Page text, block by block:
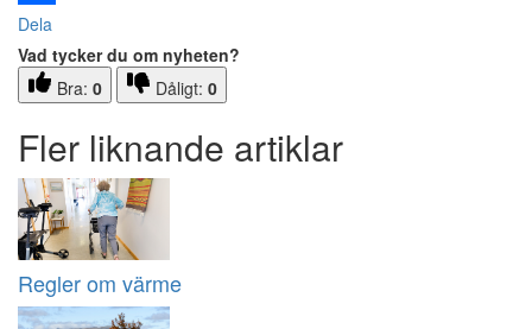
Dela
Vad tycker du om nyheten?
Bra: 0 Dåligt: 0
Fler liknande artiklar
Regler om värme